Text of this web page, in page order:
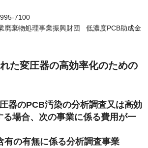
7100
棄物処理事業振興財団 低濃度PCB助成金
た変圧器の高効率化のための
器のPCB汚染の分析調査又は高効
る場合、次の事業に係る費用が一
有の有無に係る分析調査事業